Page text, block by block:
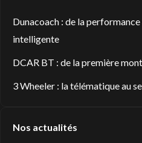
Dunacoach : de la
intelligente
DCAR BT : de la première
3 Wheeler : la télématique au
Nos actualités